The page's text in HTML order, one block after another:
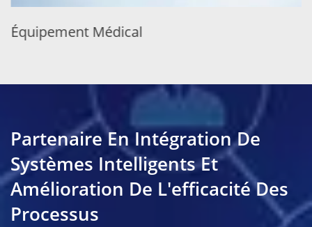
Équipement Médical
Partenaire En Intégration De
Systèmes Intelligents Et
Amélioration De L'efficacité Des
Processus